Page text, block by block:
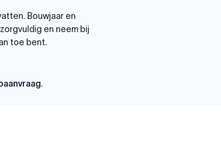
Bouwjaar en
en neem bij
toe bent.
.